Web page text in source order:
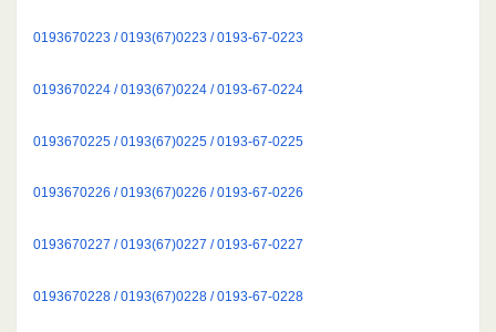
0193670223 / 0193(67)0223 / 0193-67-0223
0193670224 / 0193(67)0224 / 0193-67-0224
0193670225 / 0193(67)0225 / 0193-67-0225
0193670226 / 0193(67)0226 / 0193-67-0226
0193670227 / 0193(67)0227 / 0193-67-0227
0193670228 / 0193(67)0228 / 0193-67-0228